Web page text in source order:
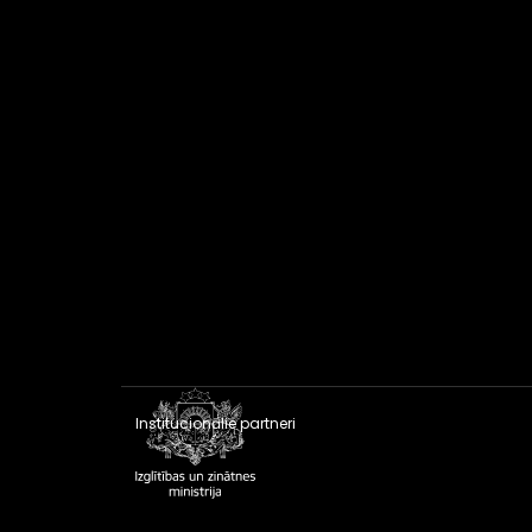
Institucionālie partneri